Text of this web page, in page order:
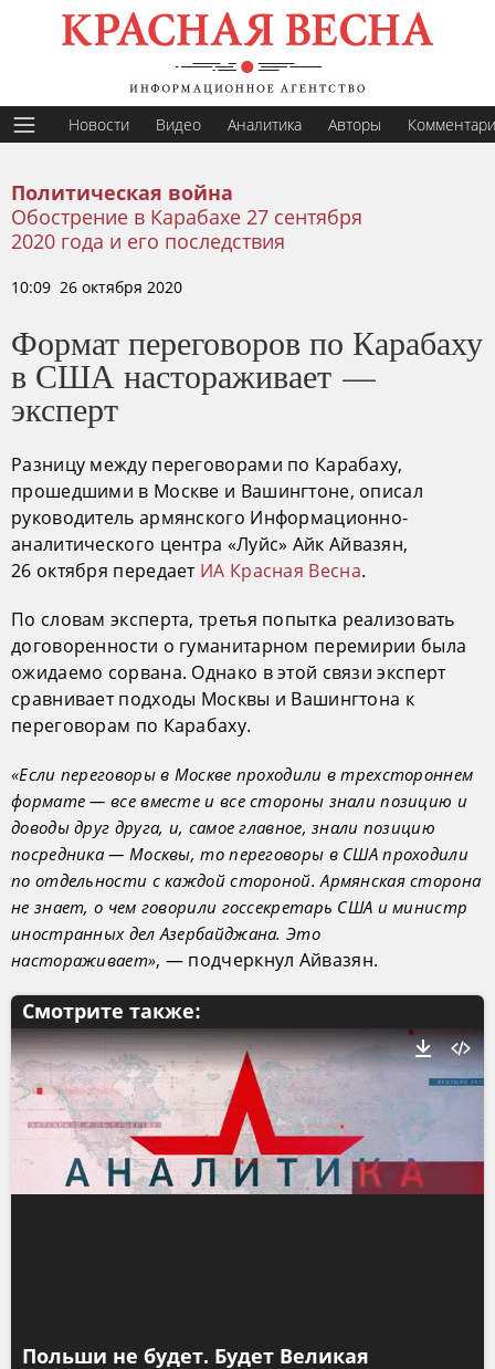
Новости Видео Аналитика Авторы
Политическая война
Обострение в Карабахе 27 сентября
2020 года и его последствия
10:09 26 октября 2020
Формат переговоров по Карабаху
в США настораживает —
эксперт
Разницу между переговорами по Карабаху,
прошедшими в Москве и Вашингтоне, описал
руководитель армянского Информационно-
аналитического центра «Луйс» Айк Айвазян,
26 октября передает ИА Красная Весна.
По словам эксперта, третья попытка реализовать
договоренности о гуманитарном перемирии была
ожидаемо сорвана. Однако в этой связи эксперт
сравнивает подходы Москвы и Вашингтона к
переговорам по Карабаху.
«Если переговоры в Москве проходили в трехстороннем
формате — все вместе и все стороны знали позицию и
доводы друг друга, и, самое главное, знали позицию
посредника — Москвы, то переговоры в США проходили
по отдельности с каждой стороной. Армянская сторона
не знает, о чем говорили госсекретарь США и министр
иностранных дел Азербайджана. Это
настораживает», — подчеркнул Айвазян.
Смотрите также:
Польши не будет. Будет Великая